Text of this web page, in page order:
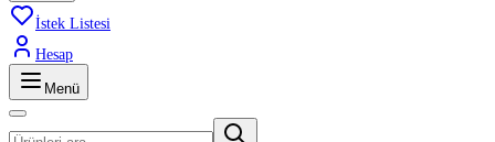
İstek Listesi
Hesap
Menü